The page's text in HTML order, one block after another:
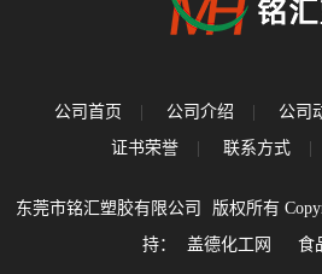
公司首页 | 公司介绍 | 公司
证书荣誉
| 联系方式 |
东莞市铭汇塑胶有限公司 版权所有
持：
盖德化工网 食